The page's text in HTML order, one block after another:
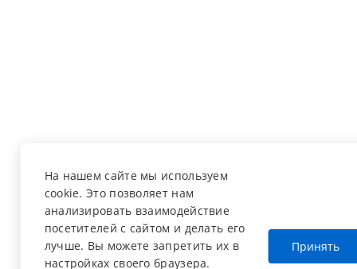
На нашем сайте мы используем
cookie. Это позволяет нам
анализировать взаимодействие
посетителей с сайтом и делать его
лучше. Вы можете запретить их в
настройках своего браузера.
Принять